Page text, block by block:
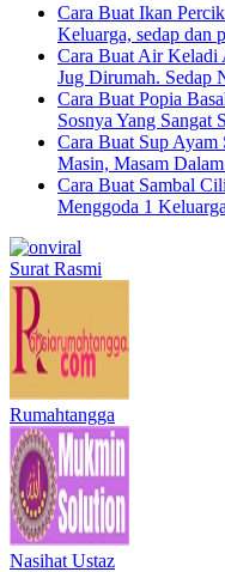
Cara Buat Ikan
Keluarga, sedap dan
Cara Buat Air Keladi
Jug Dirumah. Sedap
Cara Buat Popia
Sosnya Yang Sangat
Cara Buat Sup Ayam
Masin, Masam
Cara Buat Sambal
Menggoda 1
Surat Rasmi
Rumahtangga
Nasihat Ustaz